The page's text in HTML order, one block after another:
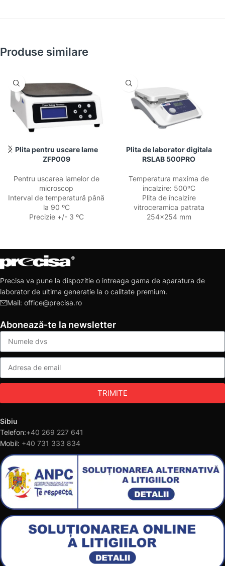
Produse similare
Plita pentru uscare lame
ZFP009
Pentru uscarea lamelor de
microscop
Interval de temperatură până
la 90 ºC
Precizie +/- 3 ºC
Plita de laborator digitala
RSLAB 500PRO
Temperatura maxima de
incalzire: 500ºC
Plita de încalzire
vitroceramica patrata
254×254 mm
Precisa va pune la dispozitie o intreaga gama de aparatura de
laborator de ultima generatie la o calitate premium.
Mail: office@precisa.ro
Abonează-te la newsletter
TRIMITE
Sibiu
Telefon:+40 269 227 641
Mobil: +40 731 333 834